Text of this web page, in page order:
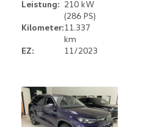
Leistung: 210 kW
(286 PS)
Kilometer:11.337
km
EZ:
11/2023